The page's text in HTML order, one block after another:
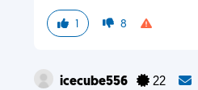
1 8
icecube556 22